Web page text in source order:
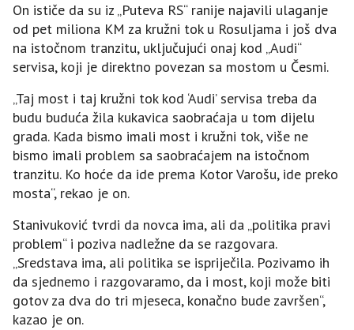
On ističe da su iz „Puteva RS“ ranije najavili ulaganje
od pet miliona KM za kružni tok u Rosuljama i još dva
na istočnom tranzitu, uključujući onaj kod „Audi“
servisa, koji je direktno povezan sa mostom u Česmi.
„Taj most i taj kružni tok kod ‘Audi’ servisa treba da
budu buduća žila kukavica saobraćaja u tom dijelu
grada. Kada bismo imali most i kružni tok, više ne
bismo imali problem sa saobraćajem na istočnom
tranzitu. Ko hoće da ide prema Kotor Varošu, ide preko
mosta“, rekao je on.
Stanivuković tvrdi da novca ima, ali da „politika pravi
problem“ i poziva nadležne da se razgovara.
„Sredstava ima, ali politika se ispriječila. Pozivamo ih
da sjednemo i razgovaramo, da i most, koji može biti
gotov za dva do tri mjeseca, konačno bude završen“,
kazao je on.